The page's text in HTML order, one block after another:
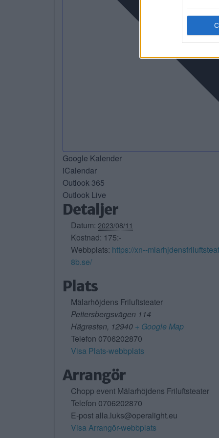
Google Kalender
iCalendar
Outlook 365
Outlook Live
Detaljer
Datum: 2023/08/11
Kostnad: 175:-
Webbplats: https://xn--
8b.se/
Plats
Mälarhöjdens Friluftsteater
Pettersbergsvägen 114
Hägresten, 12940 + Google Map
Telefon 0706202870
Visa Plats-webbplats
Arrangör
Chopp event Mälarhöjdens Friluftsteater
Telefon 0706202870
E-post alla.luks@operalight.eu
Visa Arrangör-webbplats